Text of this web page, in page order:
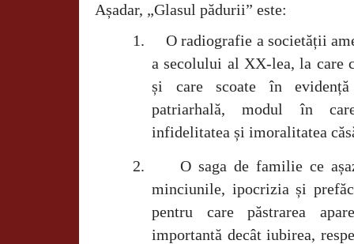
Așadar, „Glasul pădurii” este:
1.
O radiografie a societății
a secolului al XX-lea, la care
și care scoate în
patriarhală, modul în
infidelitatea și imoralitatea
2.
O saga de familie ce
minciunile, ipocrizia și
pentru care păstrarea
importantă decât iubirea,